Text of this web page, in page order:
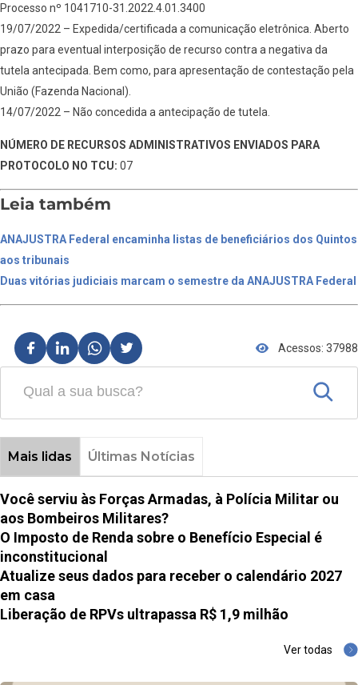
Processo nº 1041710-31.2022.4.01.3400
19/07/2022 – Expedida/certificada a comunicação eletrônica. Aberto
prazo para eventual interposição de recurso contra a negativa da
tutela antecipada. Bem como, para apresentação de contestação pela
União (Fazenda Nacional).
14/07/2022 – Não concedida a antecipação de tutela.
NÚMERO DE RECURSOS ADMINISTRATIVOS ENVIADOS PARA
PROTOCOLO NO TCU: 07
Leia também
ANAJUSTRA Federal encaminha listas de beneficiários dos Quintos
aos tribunais
Duas vitórias judiciais marcam o semestre da ANAJUSTRA Federal
Acessos: 37988
Mais lidas Últimas Notícias
Você serviu às Forças Armadas, à Polícia Militar ou
aos Bombeiros Militares?
O Imposto de Renda sobre o Benefício Especial é
inconstitucional
Atualize seus dados para receber o calendário 2027
em casa
Liberação de RPVs ultrapassa R$ 1,9 milhão
Ver todas